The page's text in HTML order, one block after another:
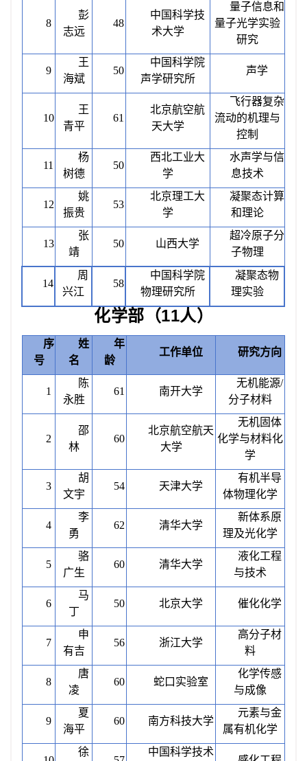
8
彭
志远
48
中国科学技
术大学
量子信息和
量子光学实验
研究
9
王
海斌
50
中国科学院
声学研究所
声学
10
王
青平
61
北京航空航
天大学
飞行器复杂
流动的机理与
控制
11
杨
树德
50
西北工业大
学
水声学与信
息技术
12
姚
振贵
53
北京理工大
学
凝聚态计算
和理论
13
张
靖
50 山西大学
超冷原子分
子物理
14
周
兴江
58
中国科学院
物理研究所
凝聚态物
理实验
化学部（11人）
序
号
姓
名
年
龄
工作单位 研究方向
1
陈
永胜
61 南开大学
无机能源/
分子材料
2
邵
林
60
北京航空航天
大学
无机固体
化学与材料化
学
3
胡
文宇
54 天津大学
有机半导
体物理化学
4
李
勇
62 清华大学
新体系原
理及光化学
5
骆
广生
60 清华大学
液化工程
与技术
6
马
丁
50 北京大学 催化化学
7
申
有吉
56 浙江大学
高分子材
料
8
唐
凌
60 蛇口实验室
化学传感
与成像
9
夏
海平
60 南方科技大学
元素与金
属有机化学
徐 中国科学技术